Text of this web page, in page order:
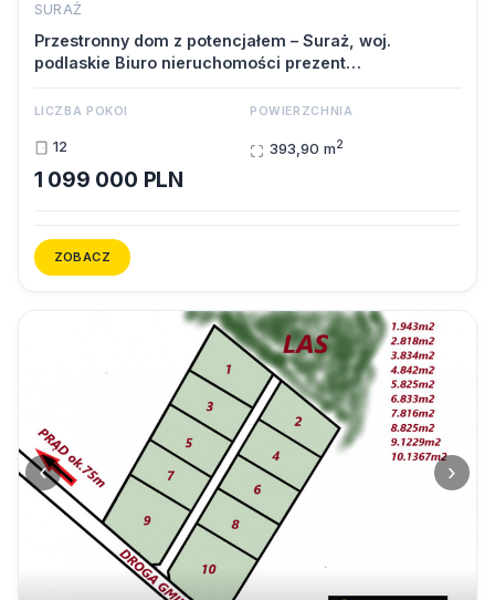
SURAŻ
Przestronny dom z potencjałem – Suraż, woj.
podlaskie Biuro nieruchomości prezent…
LICZBA POKOI
12
POWIERZCHNIA
393,90 m2
1 099 000 PLN
ZOBACZ
‹ ›